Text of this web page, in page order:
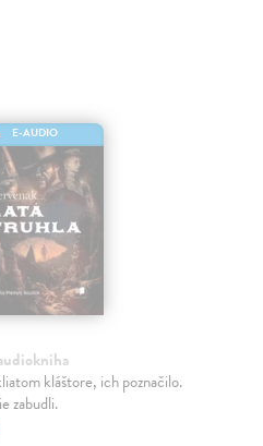
E-AUDIO
kláštore, ich poznačilo.
zabudli.